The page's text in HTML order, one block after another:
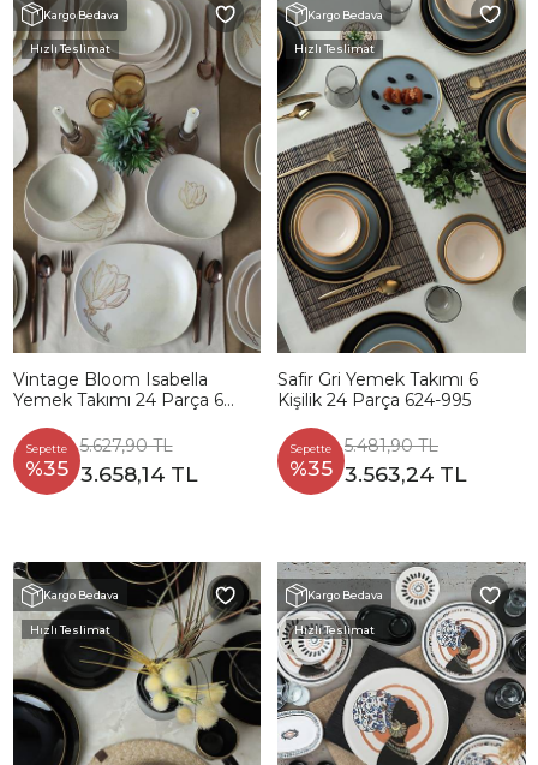
Kargo Bedava
Hızlı Teslimat
Vintage Bloom Isabella
Yemek Takımı 24 Parça 6
Sepette
%35
5.627,90 TL
3.658,14 TL
Kargo Bedava
Hızlı Teslimat
Safir Gri Yemek Takımı 6
Kişilik 24 Parça 624-995
Sepette
%35
5.481,90 TL
3.563,24 TL
Kargo Bedava
Hızlı Teslimat
Kargo Bedava
Hızlı Teslimat